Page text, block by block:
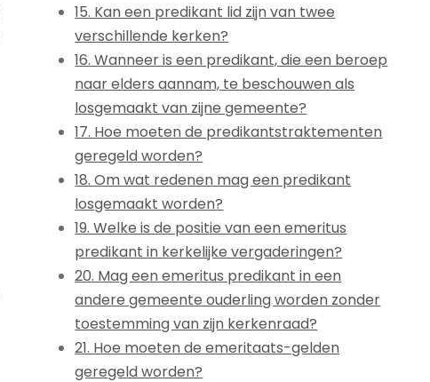
15. Kan een predikant lid zijn van twee
verschillende kerken?
16. Wanneer is een predikant, die een beroep
naar elders aannam, te beschouwen als
losgemaakt van zijne gemeente?
17. Hoe moeten de predikantstraktementen
geregeld worden?
18. Om wat redenen mag een predikant
losgemaakt worden?
19. Welke is de positie van een emeritus
predikant in kerkelijke vergaderingen?
20. Mag een emeritus predikant in een
andere gemeente ouderling worden zonder
toestemming van zijn kerkenraad?
21. Hoe moeten de emeritaats-gelden
geregeld worden?